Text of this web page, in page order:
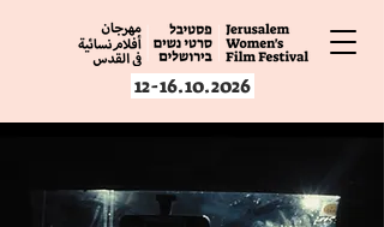
12-16.10.2026